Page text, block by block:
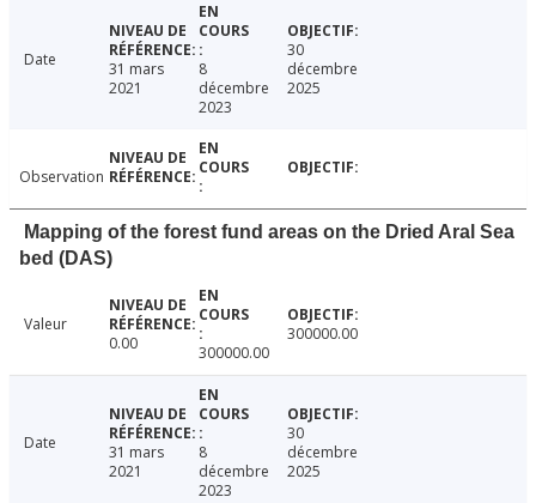
Date
31 mars
2021
8
décembre
2023
30
décembre
2025
Observation
Mapping of the forest fund areas on the Dried Aral Sea
bed (DAS)
Valeur
0.00
300000.00
300000.00
Date
31 mars
2021
8
décembre
2023
30
décembre
2025